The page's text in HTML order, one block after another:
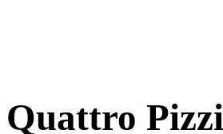
Quattro